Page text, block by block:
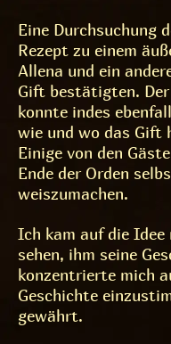
Eine Durchsuchung
Rezept zu einem
Allena und ein
Gift bestätigten.
konnte indes
wie und wo das Gift
Einige von den
Ende der Orden
weiszumachen.
Ich kam auf die Idee
sehen, ihm seine
konzentrierte mich
Geschichte
gewährt.